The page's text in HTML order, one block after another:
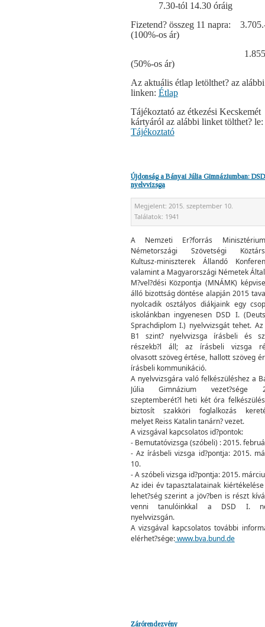
7.30-tól 14.30 óráig
Fizetend? összeg 11 napra:
(100%-os ár)
(50%-os ár)
Az aktuális étlap letölthet? az alábbi
linken: Étlap
Tájékoztató az étkezési Kecskemét
kártyáról az alábbi linket tölthet? le:
Tájékoztató
Újdonság a Bányai Júlia Gimnáziumban:
nyelvvizsga
Megjelent: 2015. szeptember 10.
Találatok: 1941
A Nemzeti Er?forrás
Németországi Szövetségi
Kultusz-miniszterek Állandó
valamint a Magyarországi Németek
M?vel?dési Központja (MNÁMK)
álló bizottság döntése alapján 2015
nyolcadik osztályos diákjaink egy
iskolánkban ingyenesen DSD I.
Sprachdiplom I.) nyelvvizsgát tehet.
B1 szint? nyelvvizsga írásbeli és
részekb?l áll; az írásbeli vizsga
olvasott szöveg értése, hallott szöveg
írásbeli kommunikáció.
A nyelvvizsgára való felkészüléshez a
Júlia Gimnázium vezet?sége
szeptemberét?l heti két óra
biztosít szakköri foglalkozás
melyet Reiss Katalin tanárn? vezet.
A vizsgával kapcsolatos id?pontok:
- Bemutatóvizsga (szóbeli) : 2015.
- Az írásbeli vizsga id?pontja: 2015.
10.
- A szóbeli vizsga id?pontja: 2015.
Az idei év tapasztalatainak
lehet?ség szerint a jöv?ben is részt
venni tanulóinkkal a DSD I.
nyelvvizsgán.
A vizsgával kapcsolatos további
elérhet?sége:www.bva.bund.de
Zárórendezvény